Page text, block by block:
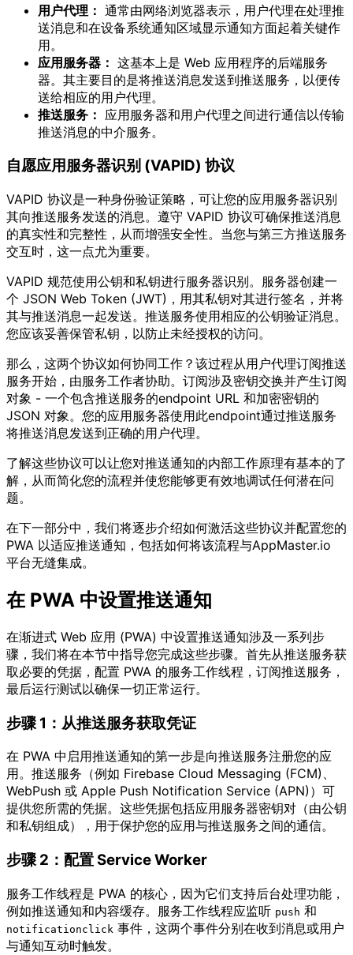
用户代理： 通常由网络浏览器表示，用户代理在处理推
送消息和在设备系统通知区域显示通知方面起着关键作
用。
应用服务器： 这基本上是 Web 应用程序的后端服务
器。其主要目的是将推送消息发送到推送服务，以便传
送给相应的用户代理。
推送服务： 应用服务器和用户代理之间进行通信以传输
推送消息的中介服务。
自愿应用服务器识别 (VAPID) 协议
VAPID 协议是一种身份验证策略，可让您的应用服务器识别
其向推送服务发送的消息。遵守 VAPID 协议可确保推送消息
的真实性和完整性，从而增强安全性。当您与第三方推送服务
交互时，这一点尤为重要。
VAPID 规范使用公钥和私钥进行服务器识别。服务器创建一
个 JSON Web Token (JWT)，用其私钥对其进行签名，并将
其与推送消息一起发送。推送服务使用相应的公钥验证消息。
您应该妥善保管私钥，以防止未经授权的访问。
那么，这两个协议如何协同工作？该过程从用户代理订阅推送
服务开始，由服务工作者协助。订阅涉及密钥交换并产生订阅
对象 - 一个包含推送服务的endpoint URL 和加密密钥的
JSON 对象。您的应用服务器使用此endpoint通过推送服务
将推送消息发送到正确的用户代理。
了解这些协议可以让您对推送通知的内部工作原理有基本的了
解，从而简化您的流程并使您能够更有效地调试任何潜在问
题。
在下一部分中，我们将逐步介绍如何激活这些协议并配置您的
PWA 以适应推送通知，包括如何将该流程与AppMaster.io
平台无缝集成。
在 PWA 中设置推送通知
在渐进式 Web 应用 (PWA) 中设置推送通知涉及一系列步
骤，我们将在本节中指导您完成这些步骤。首先从推送服务获
取必要的凭据，配置 PWA 的服务工作线程，订阅推送服务，
最后运行测试以确保一切正常运行。
步骤 1：从推送服务获取凭证
在 PWA 中启用推送通知的第一步是向推送服务注册您的应
用。推送服务（例如 Firebase Cloud Messaging (FCM)、
WebPush 或 Apple Push Notification Service (APN)）可
提供您所需的凭据。这些凭据包括应用服务器密钥对（由公钥
和私钥组成），用于保护您的应用与推送服务之间的通信。
步骤 2：配置 Service Worker
服务工作线程是 PWA 的核心，因为它们支持后台处理功能，
例如推送通知和内容缓存。服务工作线程应监听 push 和
notificationclick 事件，这两个事件分别在收到消息或用户
与通知互动时触发。